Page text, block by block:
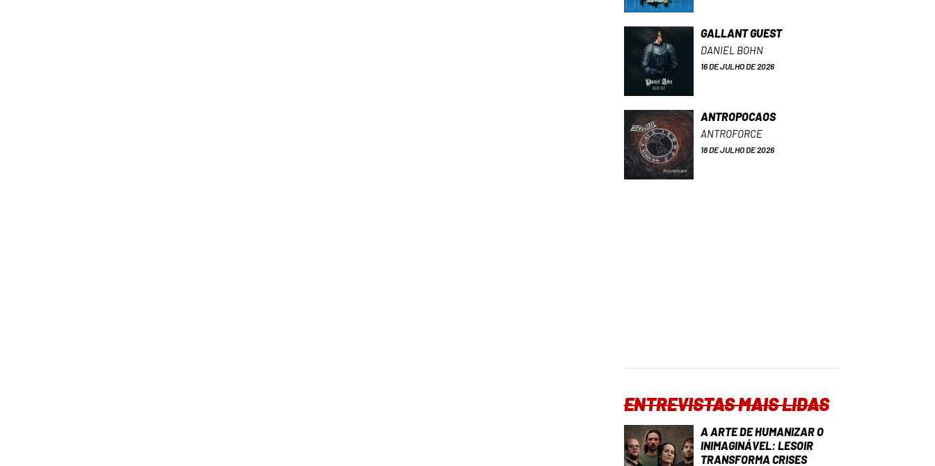
GALLANT GUEST
DANIEL BOHN
16 DE JULHO DE 2026
ANTROPOCAOS
ANTROFORCE
18 DE JULHO DE 2026
ENTREVISTAS MAIS LIDAS
A ARTE DE HUMANIZAR O
INIMAGINÁVEL: LESOIR
TRANSFORMA CRISES